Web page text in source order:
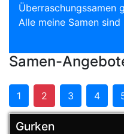
Überraschungssamen
Alle meine Samen sind
Samen-
1 2 3 4
Gurken